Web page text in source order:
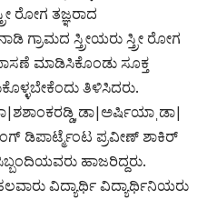
ರೋಗ ತಜ್ಞರಾದ
ಗ್ರಾಮದ ಸ್ತ್ರೀಯರು ಸ್ತ್ರೀ ರೋಗ
ಮಾಡಿಸಿಕೊಂಡು ಸೂಕ್ತ
ತಿಳಿಸಿದರು.
ಡಿಪಾರ್ಟ್ಮೆಂಟ ಪ್ರವೀಣ್ ಶಾಕಿರ್
ಹಾಜರಿದ್ದರು.
ವಿದ್ಯಾರ್ಥಿ ವಿದ್ಯಾರ್ಥಿನಿಯರು